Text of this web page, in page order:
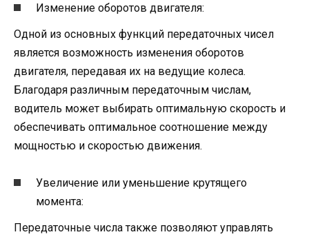
Изменение оборотов двигателя:
Одной из основных функций передаточных чисел
является возможность изменения оборотов
двигателя, передавая их на ведущие колеса.
Благодаря различным передаточным числам,
водитель может выбирать оптимальную скорость и
обеспечивать оптимальное соотношение между
мощностью и скоростью движения.
Увеличение или уменьшение крутящего
момента:
Передаточные числа также позволяют управлять